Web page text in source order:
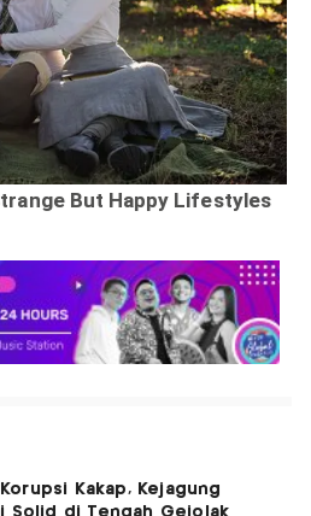
Kakap, Kejagung
Solid di Tengah Gejolak